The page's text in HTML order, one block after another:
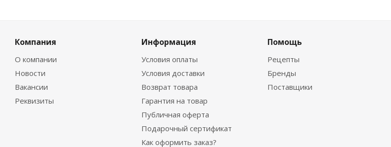
Компания
О компании
Новости
Вакансии
Реквизиты
Информация
Условия оплаты
Условия доставки
Возврат товара
Гарантия на товар
Публичная оферта
Подарочный сертификат
Как оформить заказ?
Помощь
Рецепты
Бренды
Поставщики